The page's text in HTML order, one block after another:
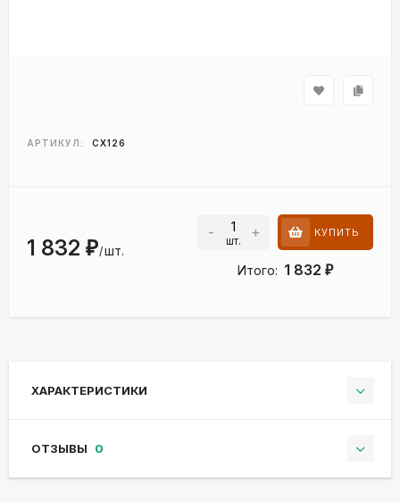
АРТИКУЛ: CX126
1 832 ₽/шт.
- шт. + КУПИТЬ
Итого: 1 832 ₽
ХАРАКТЕРИСТИКИ
ОТЗЫВЫ 0